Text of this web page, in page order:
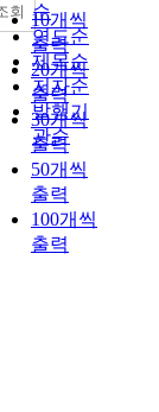
순
연도순
제목순
저자순
발행기
관순
10개씩
출력
20개씩
출력
30개씩
출력
50개씩
출력
100개씩
출력
회